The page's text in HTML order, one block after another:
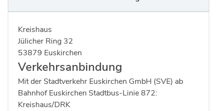
Kreishaus
Strasse:
Jülicher Ring Hausnummer:
32
Postleitzahl:
53879 Ort:
Euskirchen
Verkehrsanbindung
Mit der Stadtverkehr Euskirchen GmbH (SVE) ab
Bahnhof Euskirchen Stadtbus-Linie 872:
Kreishaus/DRK